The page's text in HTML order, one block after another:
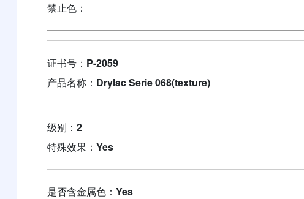
禁止色：
证书号： P-2059
产品名称： Drylac Serie 068(texture)
级别： 2
特殊效果： Yes
是否含金属色： Yes